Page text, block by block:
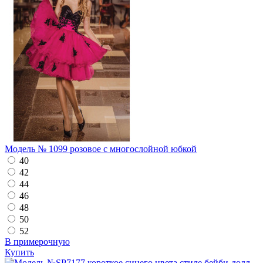
Модель № 1099 розовое с многослойной юбкой
40
42
44
46
48
50
52
В примерочную
Купить